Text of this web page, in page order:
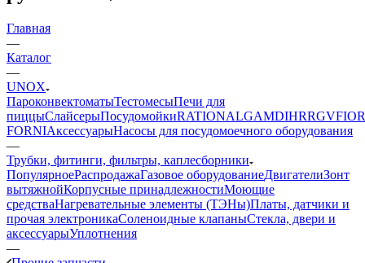
Главная
—
Каталог
—
UNOX
ПароконвектоматыТестомесыПечи для
пиццыСлайсерыПосудомойкиRATIONALGAMDIHRRGV
FORNIАксессуарыНасосы для посудомоечного оборудования
—
Трубки, фитинги, фильтры, каплесборники
ПопулярноеРаспродажаГазовое оборудованиеДвигателиЗонт
вытяжнойКорпусные принадлежностиМоющие
средстваНагревательные элементы (ТЭНы)Платы, датчики и
прочая электроникаСоленоидные клапаныСтекла, двери и
аксессуарыУплотнения
—